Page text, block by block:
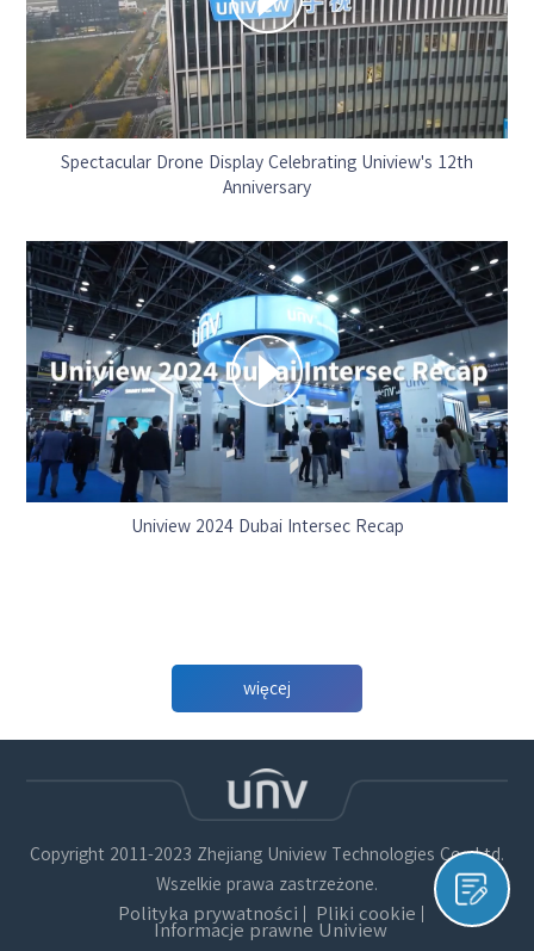
Spectacular Drone Display Celebrating Uniview's 12th
Anniversary
Uniview 2024 Dubai Intersec Recap
więcej
Copyright 2011-2023 Zhejiang Uniview Technologies Co., Ltd.
Wszelkie prawa zastrzeżone.
Polityka prywatności
Pliki cookie
Informacje prawne Uniview